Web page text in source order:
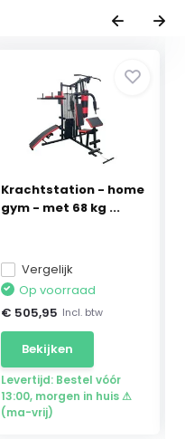
Krachtstation - home
gym - met 68 kg ...
Vergelijk
Op voorraad
€ 505,95 Incl. btw
Bekijken
Levertijd: Bestel vóór
13:00, morgen in huis ⚠
(ma-vrij)